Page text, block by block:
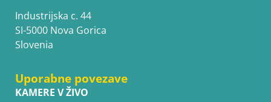
Industrijska c. 44
SI-5000 Nova Gorica
Slovenia
Uporabne povezave
KAMERE V ŽIVO